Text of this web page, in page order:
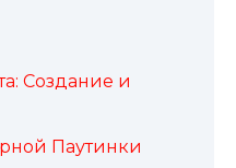
Создание и
Паутинки